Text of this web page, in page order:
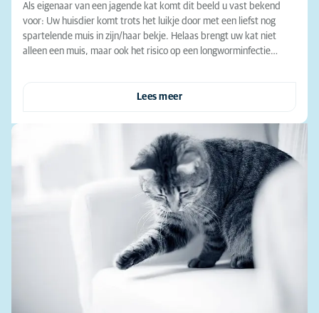
Als eigenaar van een jagende kat komt dit beeld u vast bekend
voor: Uw huisdier komt trots het luikje door met een liefst nog
spartelende muis in zijn/haar bekje. Helaas brengt uw kat niet
alleen een muis, maar ook het risico op een longworminfectie…
Lees meer